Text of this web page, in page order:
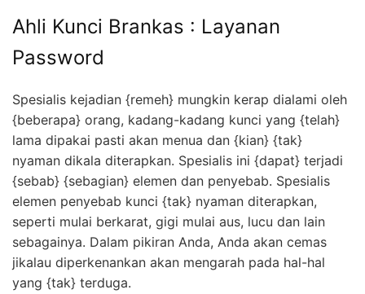
Ahli Kunci Brankas : Layanan
Password
Spesialis kejadian {remeh} mungkin kerap dialami oleh
{beberapa} orang, kadang-kadang kunci yang {telah}
lama dipakai pasti akan menua dan {kian} {tak}
nyaman dikala diterapkan. Spesialis ini {dapat} terjadi
{sebab} {sebagian} elemen dan penyebab. Spesialis
elemen penyebab kunci {tak} nyaman diterapkan,
seperti mulai berkarat, gigi mulai aus, lucu dan lain
sebagainya. Dalam pikiran Anda, Anda akan cemas
jikalau diperkenankan akan mengarah pada hal-hal
yang {tak} terduga.